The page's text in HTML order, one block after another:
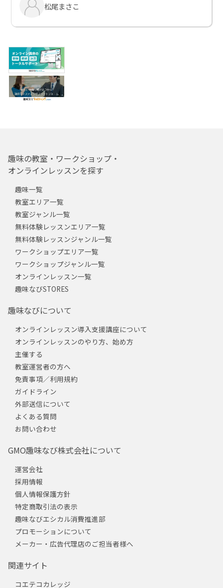
松尾まさこ
趣味の教室・ワークショップ・
オンラインレッスンを探す
趣味一覧
教室エリア一覧
教室ジャンル一覧
無料体験レッスンエリア一覧
無料体験レッスンジャンル一覧
ワークショップエリア一覧
ワークショップジャンル一覧
オンラインレッスン一覧
趣味なびSTORES
趣味なびについて
オンラインレッスン導入支援講座について
オンラインレッスンのやり方、始め方
主催する
教室運営者の方へ
免責事項／利用規約
ガイドライン
外部送信について
よくある質問
お問い合わせ
GMO趣味なび株式会社について
運営会社
採用情報
個人情報保護方針
特定商取引法の表示
趣味なびエシカル消費推進部
プロモーションについて
メーカー・広告代理店のご担当者様へ
関連サイト
コエテコカレッジ